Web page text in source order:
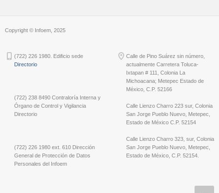
Copyright © Infoem, 2025
(722) 226 1980. Edificio sede
Directorio
(722) 238 8490 Contraloría Interna y
Órgano de Control y Vigilancia
Directorio
(722) 226 1980 ext. 610 Dirección
General de Protección de Datos
Personales del Infoem
Calle de Pino Suárez sin número,
actualmente Carretera Toluca-
Ixtapan # 111, Colonia La
Michoacana; Metepec Estado de
México, C.P. 52166
Calle Lienzo Charro 223 sur, Colonia
San Jorge Pueblo Nuevo, Metepec,
Estado de México C.P. 52154
Calle Lienzo Charro 323, sur, Colonia
San Jorge Pueblo Nuevo, Metepec,
Estado de México, C.P. 52154.